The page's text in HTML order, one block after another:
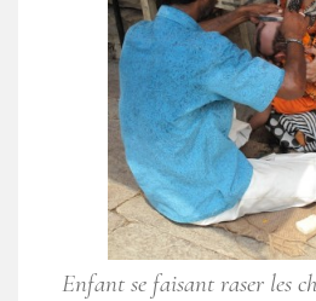
Enfant se faisant raser les